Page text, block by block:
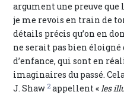
argument une preuve que
je me revois en train de
détails précis qu’on en
ne serait pas bien éloigné
d’enfance, qui sont en
imaginaires du passé.
J. Shaw 2 appellent «les